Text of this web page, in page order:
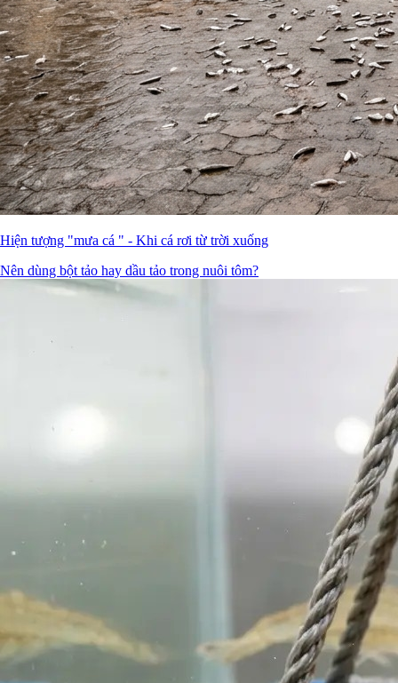
Hiện tượng "mưa cá " - Khi cá rơi từ trời xuống
Nên dùng bột tảo hay dầu tảo trong nuôi tôm?